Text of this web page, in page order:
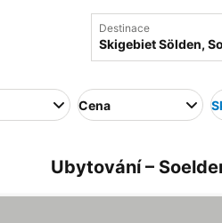
Destinace
Cena
Ubytování –